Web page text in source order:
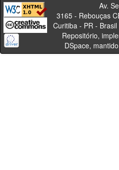
Av. Sete de
3165 - Rebouças
Curitiba -
Repositório,
DSpace,